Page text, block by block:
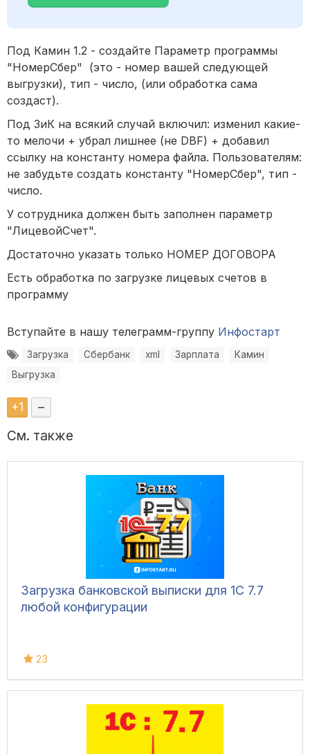
Под Камин 1.2 - создайте Параметр программы
"НомерСбер" (это - номер вашей следующей
выгрузки), тип - число, (или обработка сама
создаст).
Под ЗиК на всякий случай включил: изменил какие-
то мелочи + убрал лишнее (не DBF) + добавил
ссылку на константу номера файла. Пользователям:
не забудьте создать константу "НомерСбер", тип -
число.
У сотрудника должен быть заполнен параметр
"ЛицевойСчет".
Достаточно указать только НОМЕР ДОГОВОРА
Есть обработка по загрузке лицевых счетов в
программу
Вступайте в нашу телеграмм-группу Инфостарт
Загрузка Сбербанк xml Зарплата
Камин
Выгрузка
+1 –
См. также
Загрузка банковской выписки для 1С 7.7
любой конфигурации
23